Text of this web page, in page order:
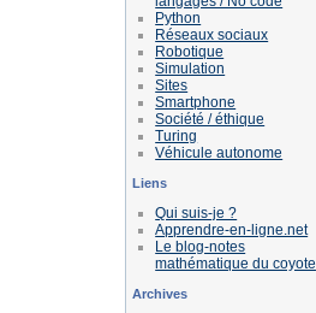
Python
Réseaux sociaux
Robotique
Simulation
Sites
Smartphone
Société / éthique
Turing
Véhicule autonome
Liens
Qui suis-je ?
Apprendre-en-ligne.net
Le blog-notes
mathématique du coyote
Archives